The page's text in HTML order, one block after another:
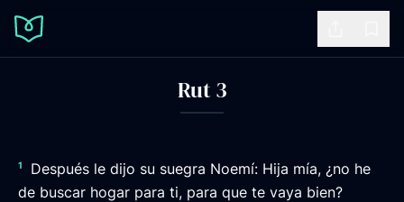
Rut 3
1
Después le dijo su suegra Noemí: Hija mía, ¿no he
de buscar hogar para ti, para que te vaya bien?